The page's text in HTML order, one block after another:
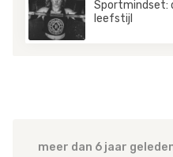
Sportmindset:
leefstijl
meer dan 6 jaar